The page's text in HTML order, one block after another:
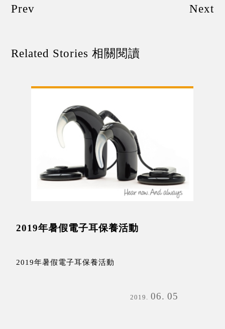
Prev Next
Related Stories 相關閱讀
2019年暑假電子耳保養活動
2019年暑假電子耳保養活動
2019 06 05